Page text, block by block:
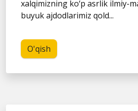
xalqimizning ko‘p asrlik ilmiy-
buyuk ajdodlarimiz qold...
O'qish